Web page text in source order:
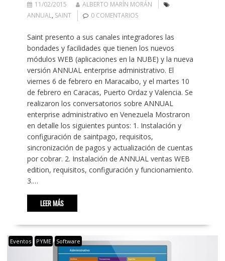
11/02/2015
ALBERTO MARÍN MORÁN
ANNUAL, SAINT 0 COMENTARIOS
Saint presento a sus canales integradores las
bondades y facilidades que tienen los nuevos
módulos WEB (aplicaciones en la NUBE) y la nueva
versión ANNUAL enterprise administrativo. El
viernes 6 de febrero en Maracaibo, y el martes 10
de febrero en Caracas, Puerto Ordaz y Valencia. Se
realizaron los conversatorios sobre ANNUAL
enterprise administrativo en Venezuela Mostraron
en detalle los siguientes puntos: 1. Instalación y
configuración de saintpago, requisitos,
sincronización de pagos y actualización de cuentas
por cobrar. 2. Instalación de ANNUAL ventas WEB
edition, requisitos, configuración y funcionamiento.
3.…
LEER MÁS
Eventos PYME Software